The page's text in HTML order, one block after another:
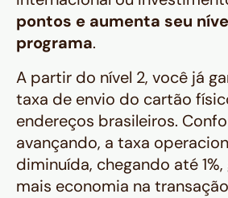
pontos e aumenta seu
programa.
A partir do nível 2, você já
taxa de envio do cartão
endereços brasileiros.
avançando, a taxa
diminuída, chegando até
mais economia na